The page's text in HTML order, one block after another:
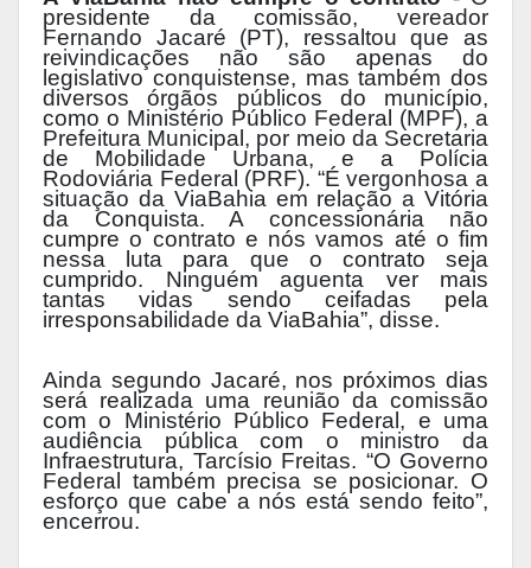
presidente da comissão, vereador
Fernando Jacaré (PT), ressaltou que as
reivindicações não são apenas do
legislativo conquistense, mas também dos
diversos órgãos públicos do município,
como o Ministério Público Federal (MPF), a
Prefeitura Municipal, por meio da Secretaria
de Mobilidade Urbana, e a Polícia
Rodoviária Federal (PRF). “É vergonhosa a
situação da ViaBahia em relação a Vitória
da Conquista. A concessionária não
cumpre o contrato e nós vamos até o fim
nessa luta para que o contrato seja
cumprido. Ninguém aguenta ver mais
tantas vidas sendo ceifadas pela
irresponsabilidade da ViaBahia”, disse.
Ainda segundo Jacaré, nos próximos dias
será realizada uma reunião da comissão
com o Ministério Público Federal, e uma
audiência pública com o ministro da
Infraestrutura, Tarcísio Freitas. “O Governo
Federal também precisa se posicionar. O
esforço que cabe a nós está sendo feito”,
encerrou.